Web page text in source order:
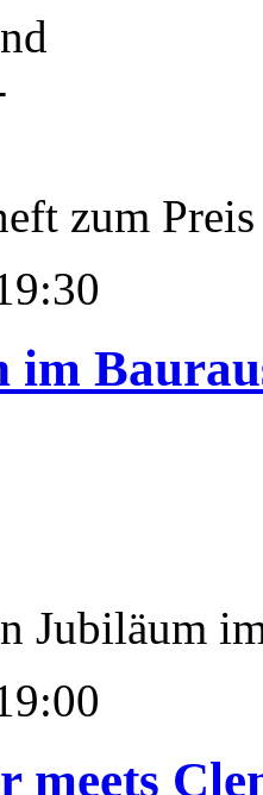
zum
im
Jubiläum
meets